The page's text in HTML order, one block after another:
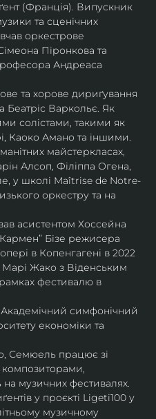
(Франція). Випускник
та сценічних
оркестрове
Піронкова та
Андреаса
та хорове дириґування
Беатріс Варкольє. Як
солістами, такими як
Каоко Амано та іншими.
майстеркласах,
Алсоп, Філіппа Огена,
у школі Maîtrise de Notre-
оркестру та на
асистентом Хоссейна
Бізе режисера
в Копенгагені в 2022
Жако з Віденським
фестивалю в
симфонічний
економіки та
Семюель працює зі
на музичних фестивалях.
у проєкті Ligeti100 у
музичному